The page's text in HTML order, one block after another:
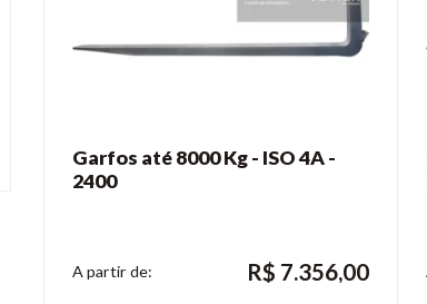
Garfos até 8000 Kg - ISO 4A -
2400
R$ 7.356,00